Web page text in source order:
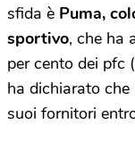
sfida è Puma,
sportivo, che ha
per cento dei pfc
ha dichiarato che
suoi fornitori